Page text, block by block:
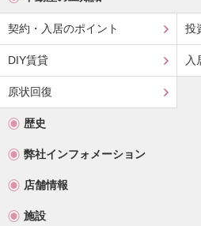
契約・入居のポイント 投
DIY賃貸 入
原状回復
歴史
弊社インフォメーション
店舗情報
施設